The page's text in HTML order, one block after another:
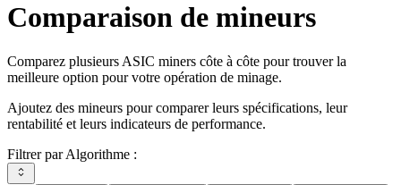
Comparaison de mineurs
Comparez plusieurs ASIC miners côte à côte pour trouver la
meilleure option pour votre opération de minage.
Ajoutez des mineurs pour comparer leurs spécifications, leur
rentabilité et leurs indicateurs de performance.
Filtrer par Algorithme :